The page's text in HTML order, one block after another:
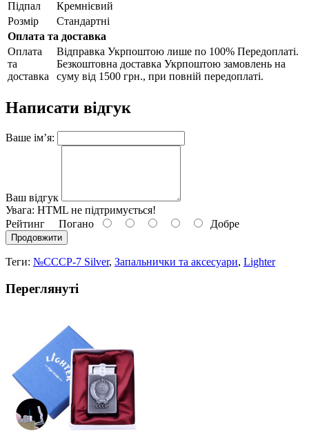
Підпал
Кремнієвий
Розмір
Стандартні
Оплата та доставка
Оплата
та
доставка
Відправка Укрпоштою лише по 100% Передоплаті.
Безкоштовна доставка Укрпоштою замовлень на
суму від 1500 грн., при повній передоплаті.
Написати відгук
Ваше ім’я:
Ваш відгук
Увага: HTML не підтримується!
Рейтинг Погано Добре
Продовжити
Теги: №СССР-7 Silver, Запальнички та аксесуари, Lighter
Переглянуті